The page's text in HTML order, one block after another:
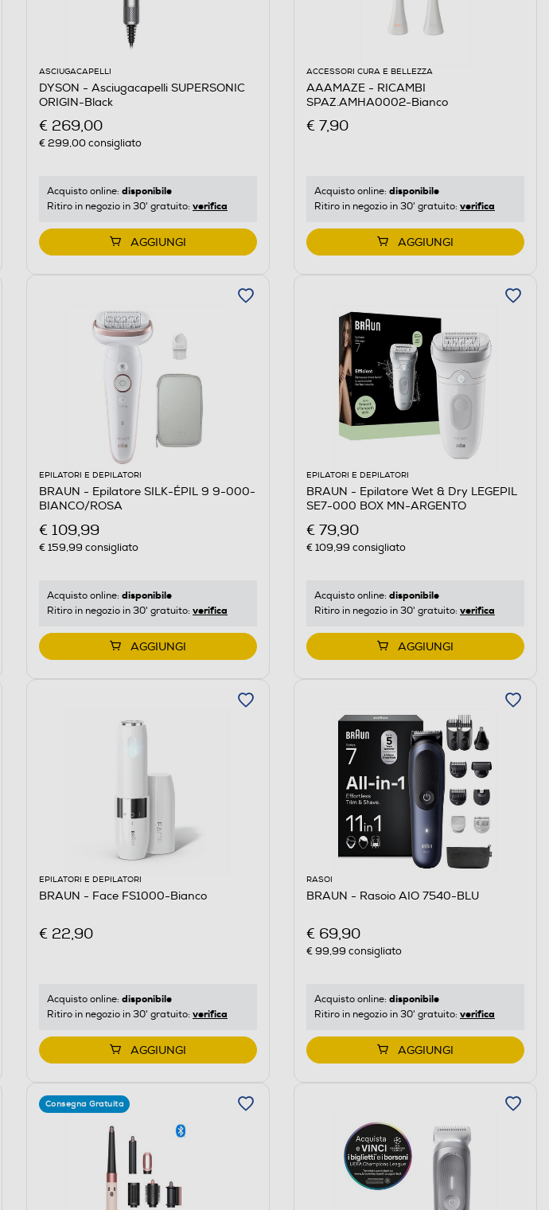
ASCIUGACAPELLI
DYSON - Asciugacapelli SUPERSONIC
ORIGIN-Black
€ 269,00
€ 299,00consigliato
Acquisto online: disponibile
Ritiro in negozio in 30' gratuito: verifica
AGGIUNGI
ACCESSORI CURA E BELLEZZA
AAAMAZE - RICAMBI
SPAZ.AMHA0002-Bianco
€ 7,90
Acquisto online: disponibile
Ritiro in negozio in 30' gratuito: verifica
AGGIUNGI
EPILATORI E DEPILATORI
BRAUN - Epilatore SILK-ÉPIL 9 9-000-
BIANCO/ROSA
€ 109,99
€ 159,99 consigliato
Acquisto online: disponibile
Ritiro in negozio in 30' gratuito: verifica
AGGIUNGI
EPILATORI E DEPILATORI
BRAUN - Epilatore Wet & Dry LEGEPIL
SE7-000 BOX MN-ARGENTO
€ 79,90
€ 109,99 consigliato
Acquisto online: disponibile
Ritiro in negozio in 30' gratuito: verifica
AGGIUNGI
EPILATORI E DEPILATORI
BRAUN - Face FS1000-Bianco
€ 22,90
Acquisto online: disponibile
Ritiro in negozio in 30' gratuito: verifica
AGGIUNGI
RASOI
BRAUN - Rasoio AIO 7540-BLU
€ 69,90
€ 99,99 consigliato
Acquisto online: disponibile
Ritiro in negozio in 30' gratuito: verifica
AGGIUNGI
Consegna Gratuita